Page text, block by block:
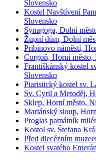
Slovensko
Kostel Navštívení
Slovensko
Synagoga, Dolní
Župní dům, Dolní
Pribinovo náměstí,
Corgoň, Horní město,
Františkánský kostel
Slovensko
Piaristický kostel sv.
Sv. Cyril a Metoděj,
Sklep, Horní město,
Mariánský sloup,
Proglas památník
Kostol sv. Štefana
Před diecézním
Kostel svatého